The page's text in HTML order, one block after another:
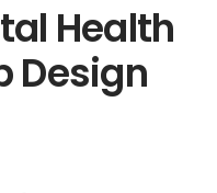
Health
Design